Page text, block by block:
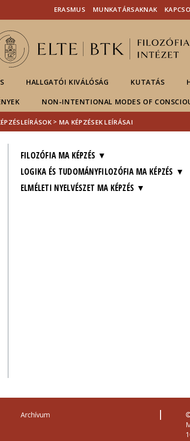
Hírek
Események
ELTE a
ERASMUS MUNKATÁRSAKNAK
HALLGATÓI KIVÁLÓSÁG KUTATÁS
NON-INTENTIONAL MODES OF
> MA KÉPZÉSEK LEÍRÁSAI
FILOZÓFIA MA KÉPZÉS
LOGIKA ÉS TUDOMÁNYFILOZÓFIA MA KÉPZÉS
ELMÉLETI NYELVÉSZET MA KÉPZÉS
Archívum